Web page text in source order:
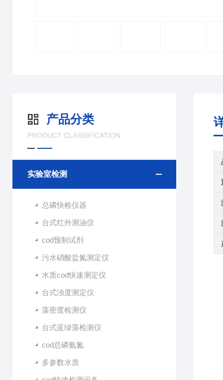
产品分类
PRODUCT CLASSIFICATION
实验室检测
总磷快检仪器
台式红外测油仪
cod预制试剂
污水硝酸盐氮测定仪
水质cod快速测定仪
台式浊度测定仪
藻密度检测仪
台式蓝绿藻检测仪
cod总磷氨氮
多参数水质